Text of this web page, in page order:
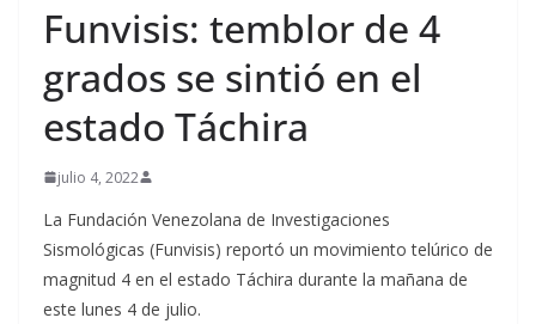
Funvisis: temblor de 4
grados se sintió en el
estado Táchira
julio 4, 2022
La Fundación Venezolana de Investigaciones
Sismológicas (Funvisis) reportó un movimiento telúrico de
magnitud 4 en el estado Táchira durante la mañana de
este lunes 4 de julio.